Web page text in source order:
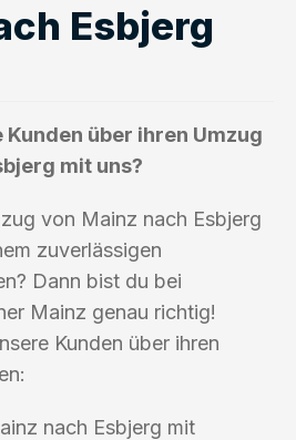
Esbjerg
Kunden über ihren Umzug
mit uns?
von Mainz nach Esbjerg
zuverlässigen
Dann bist du bei
Mainz genau richtig!
Kunden über ihren
nach Esbjerg mit